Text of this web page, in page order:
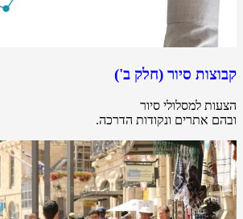
קבוצות סיור (חלק ב')
הצעות למסלולי סיור
ובהם אתרים ונקודות הדרכה.